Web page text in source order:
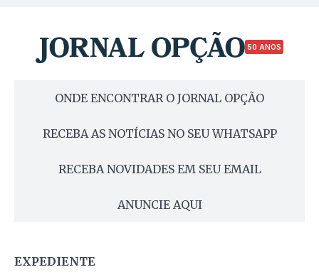
50 ANOS
ONDE ENCONTRAR O JORNAL OPÇÃO
RECEBA AS NOTÍCIAS NO SEU WHATSAPP
RECEBA NOVIDADES EM SEU EMAIL
ANUNCIE AQUI
EXPEDIENTE